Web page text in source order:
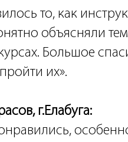
то, как
объясняли
Большое
их».
г.Елабуга: